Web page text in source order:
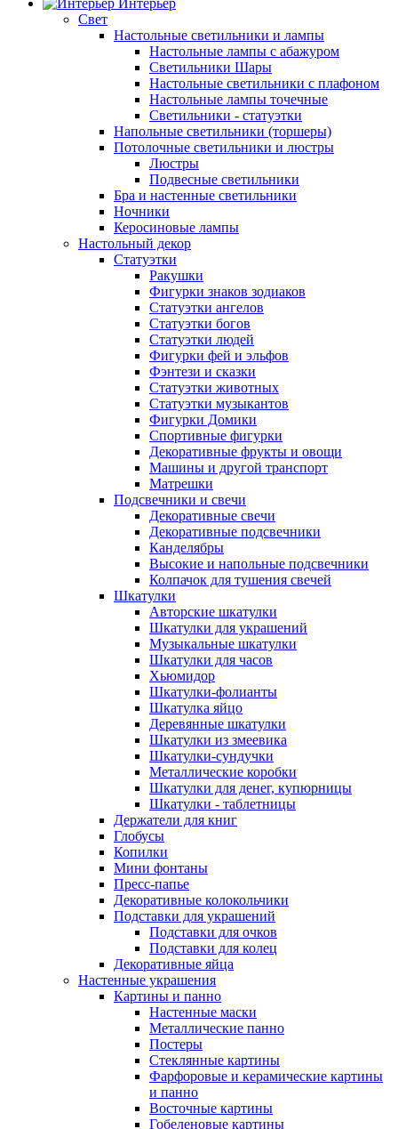
Интерьер
Свет
Настольные светильники и лампы
Настольные лампы с абажуром
Светильники Шары
Настольные светильники с плафоном
Настольные лампы точечные
Светильники - статуэтки
Напольные светильники (торшеры)
Потолочные светильники и люстры
Люстры
Подвесные светильники
Бра и настенные светильники
Ночники
Керосиновые лампы
Настольный декор
Статуэтки
Ракушки
Фигурки знаков зодиаков
Статуэтки ангелов
Статуэтки богов
Статуэтки людей
Фигурки фей и эльфов
Фэнтези и сказки
Статуэтки животных
Статуэтки музыкантов
Фигурки Домики
Спортивные фигурки
Декоративные фрукты и овощи
Машины и другой транспорт
Матрешки
Подсвечники и свечи
Декоративные свечи
Декоративные подсвечники
Канделябры
Высокие и напольные подсвечники
Колпачок для тушения свечей
Шкатулки
Авторские шкатулки
Шкатулки для украшений
Музыкальные шкатулки
Шкатулки для часов
Хьюмидор
Шкатулки-фолианты
Шкатулка яйцо
Деревянные шкатулки
Шкатулки из змеевика
Шкатулки-сундучки
Металлические коробки
Шкатулки для денег, купюрницы
Шкатулки - таблетницы
Держатели для книг
Глобусы
Копилки
Мини фонтаны
Пресс-папье
Декоративные колокольчики
Подставки для украшений
Подставки для очков
Подставки для колец
Декоративные яйца
Настенные украшения
Картины и панно
Настенные маски
Металлические панно
Постеры
Стеклянные картины
Фарфоровые и керамические картины
и панно
Восточные картины
Гобеленовые картины